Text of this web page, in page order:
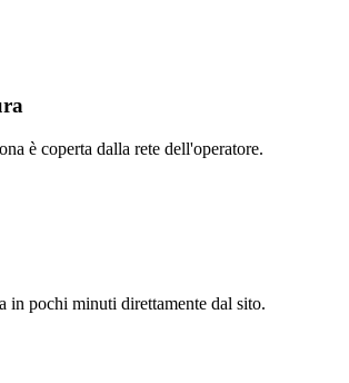
è coperta dalla rete dell'operatore.
in pochi minuti direttamente dal sito.